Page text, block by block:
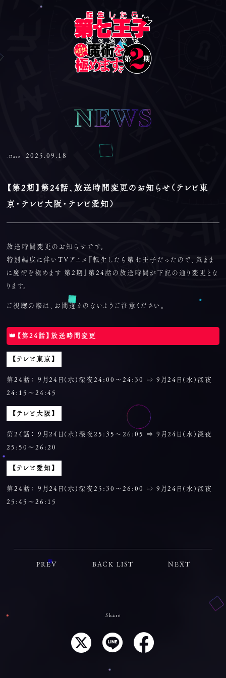
-Date 2025.09.18
【第2期】第24話、放送時間変更のお知らせ（テレビ東
京・テレビ大阪・テレビ愛知）
放送時間変更のお知らせです。
特別編成に伴いTVアニメ『転生したら第七王子だったので、気まま
に魔術を極めます 第2期』第24話の放送時間が下記の通り変更とな
ります。
ご視聴の際は、お間違えのないようご注意ください。
👑【第24話】放送時間変更
【テレビ東京】
第24話： 9月24日(水)深夜24:00～24:30 ⇒ 9月24日(水)深夜
24:15～24:45
【テレビ大阪】
第24話： 9月24日(水)深夜25:35～26:05 ⇒ 9月24日(水)深夜
25:50～26:20
【テレビ愛知】
第24話： 9月24日(水)深夜25:30～26:00 ⇒ 9月24日(水)深夜
25:45～26:15
PREV BACK LIST NEXT
Share